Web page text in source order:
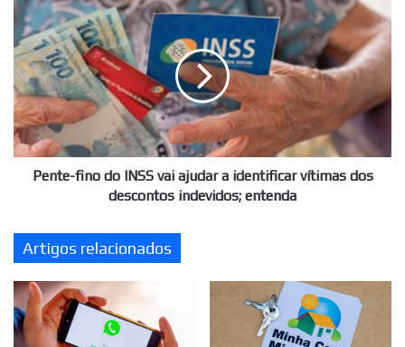
fino
do
INSS
vai
ajudar
a
identificar
vítimas
entenda
Pente-fino do INSS vai ajudar a identificar vítimas dos
descontos indevidos; entenda
Artigos relacionados